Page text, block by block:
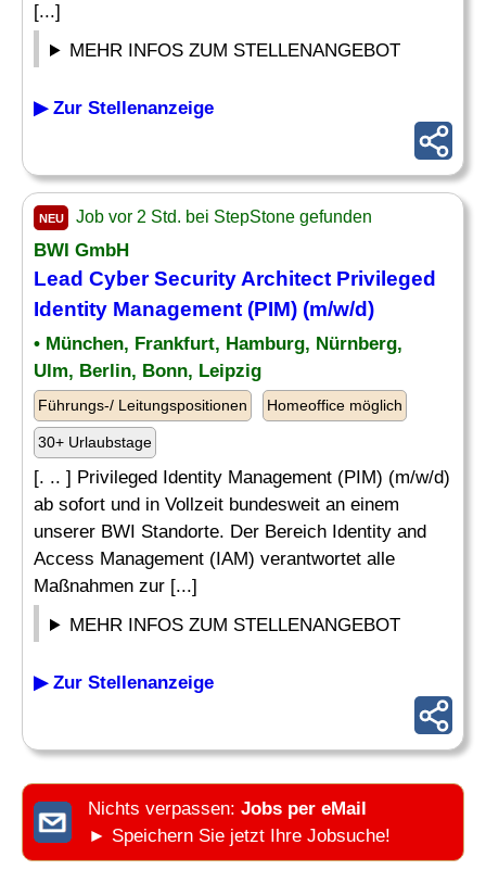
[...]
MEHR INFOS ZUM STELLENANGEBOT
▶ Zur Stellenanzeige
NEU Job vor 2 Std. bei StepStone gefunden
BWI GmbH
Lead Cyber Security Architect Privileged
Identity Management (PIM) (m/w/d)
• München, Frankfurt, Hamburg, Nürnberg,
Ulm, Berlin, Bonn, Leipzig
Führungs-/ Leitungspositionen Homeoffice möglich
30+ Urlaubstage
[. .. ] Privileged Identity Management (PIM) (m/w/d)
ab sofort und in Vollzeit bundesweit an einem
unserer BWI Standorte. Der Bereich Identity and
Access Management (IAM) verantwortet alle
Maßnahmen zur [...]
MEHR INFOS ZUM STELLENANGEBOT
▶ Zur Stellenanzeige
Nichts verpassen: Jobs per eMail
► Speichern Sie jetzt Ihre Jobsuche!